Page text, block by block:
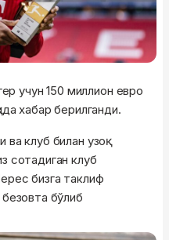
учун 150 миллион евро
хабар берилганди.
клуб билан узоқ
сотадиган клуб
бизга таклиф
бўлиб